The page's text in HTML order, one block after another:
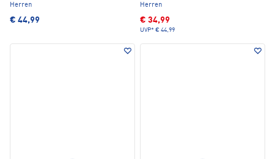
Herren
€ 44,99
Herren
€ 34,99
UVP* € 44,99